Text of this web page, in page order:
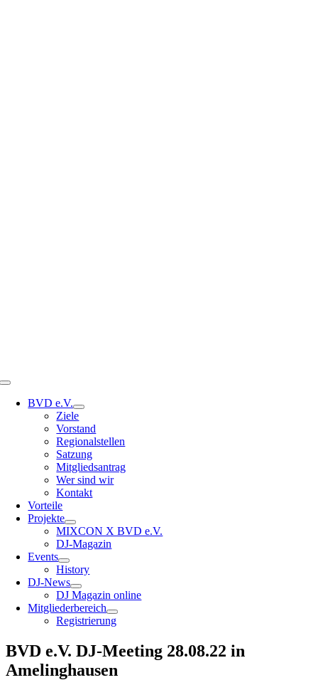
Toggle
NavigationBVD e.V.
Ziele
Vorstand
Regionalstellen
Satzung
Mitgliedsantrag
Wer sind wir
Kontakt
Vorteile
Projekte
MIXCON X BVD e.V.
DJ-Magazin
Events
History
DJ-News
DJ Magazin online
Mitgliederbereich
Registrierung
BVD e.V. DJ-Meeting 28.08.22 in
Amelinghausen